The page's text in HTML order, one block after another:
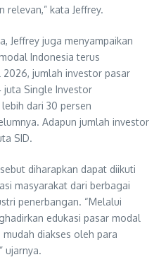
relevan,” kata Jeffrey.
Jeffrey juga menyampaikan
Indonesia terus
jumlah investor pasar
juta Single Investor
dari 30 persen
Adapun jumlah investor
SID.
diharapkan dapat diikuti
masyarakat dari berbagai
penerbangan. “Melalui
edukasi pasar modal
diakses oleh para
ujarnya.